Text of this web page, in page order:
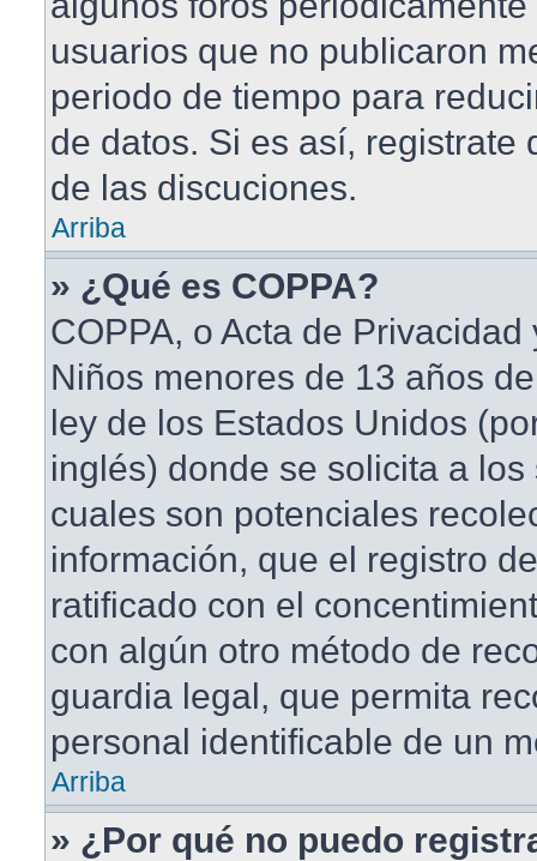
usuarios que no publicaron
periodo de tiempo para
de datos. Si es así, registrate
de las discuciones.
Arriba
» ¿Qué es COPPA?
COPPA, o Acta de
Niños menores de 13 años
ley de los Estados Unidos
inglés) donde se solicita a
cuales son potenciales
información, que el registro
ratificado con el
con algún otro método de
guardia legal, que permita
personal identificable de un
Arriba
» ¿Por qué no puedo